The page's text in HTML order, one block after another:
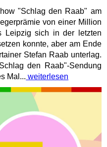
"Schlag den Raab" am
von einer Million
Leipzig sich in der letzten
konnte, aber am Ende
Stefan Raab unterlag.
den Raab"-Sendung
Mal... weiterlesen